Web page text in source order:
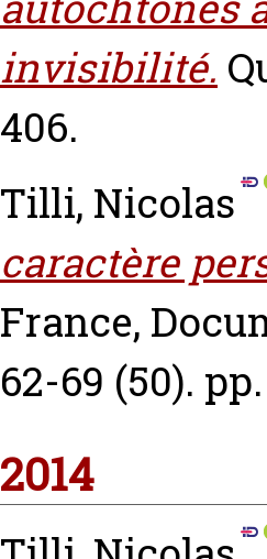
invisibilité.
406.
Tilli, Nicolas
caractère
France,
62-69 (50).
2014